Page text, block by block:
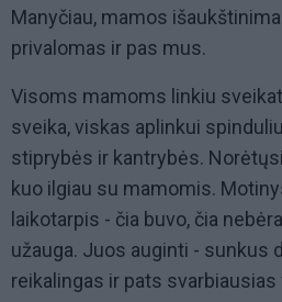
Manyčiau, mamos
privalomas ir pas mus.
Visoms mamoms linkiu
sveika, viskas aplinkui
stiprybės ir kantrybės.
kuo ilgiau su mamomis.
laikotarpis - čia buvo, čia
užauga. Juos auginti - sunkus
reikalingas ir pats svarbiausias